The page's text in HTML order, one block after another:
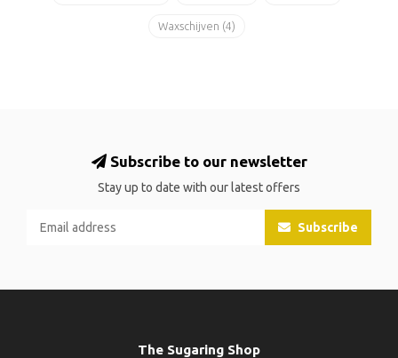
Waxschijven (4)
Subscribe to our newsletter
Stay up to date with our latest offers
Subscribe
The Sugaring Shop